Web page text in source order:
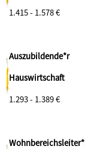
1.415 - 1.578 €
Auszubildende*r
Hauswirtschaft
1.293 - 1.389 €